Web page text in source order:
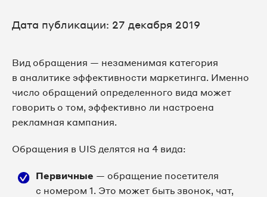
Дата публикации: 27 декабря 2019
Вид обращения — незаменимая категория
в аналитике эффективности маркетинга. Именно
число обращений определенного вида может
говорить о том, эффективно ли настроена
рекламная кампания.
Обращения в UIS делятся на 4 вида:
Первичные — обращение посетителя
с номером 1. Это может быть звонок, чат,